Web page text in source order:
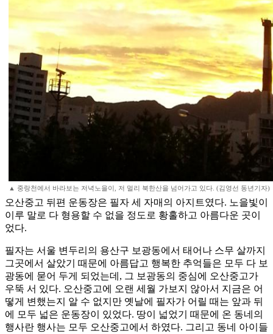
▲ 중랑천에서 바라보는 저녁노을이, 저 멀리 북한산을 넘어가고 있다. (김영선 동년기자)
오산중고 뒤편 운동장은 필자 세 자매의 아지트였다. 노을빛이
이루 말로 다 형용할 수 없을 정도로 황홀하고 아름다운 곳이
었다.
필자는 서울 변두리의 용산구 보광동에서 태어나 스무 살까지
그곳에서 살았기 때문에 아름답고 행복한 추억들은 모두 다 보
광동에 묻어 두게 되었는데, 그 보광동의 중심에 오산중고가
우뚝 서 있다. 오산중고에 오랜 세월 가보지 않아서 지금은 어
떻게 변했는지 알 수 없지만 옛날에 필자가 어릴 때는 앞과 뒤
에 모두 넓은 운동장이 있었다. 땅이 넓었기 때문에 온 동네의
행사란 행사는 모두 오산중고에서 하였다. 그리고 동네 아이들